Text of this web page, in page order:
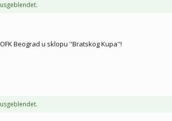
Beograd u sklopu ''Bratskog Kupa''!